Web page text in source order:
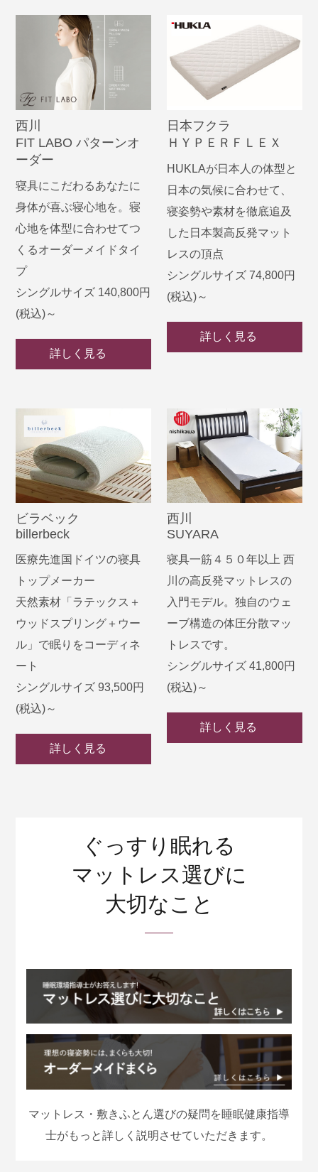
西川
FIT LABO パターンオ
ーダー
寝具にこだわるあなたに
身体が喜ぶ寝心地を。寝
心地を体型に合わせてつ
くるオーダーメイドタイ
プ
シングルサイズ 140,800円
(税込)～
詳しく見る
日本フクラ
ＨＹＰＥＲＦＬＥＸ
HUKLAが日本人の体型と
日本の気候に合わせて、
寝姿勢や素材を徹底追及
した日本製高反発マット
レスの頂点
シングルサイズ 74,800円
(税込)～
詳しく見る
ビラベック
billerbeck
医療先進国ドイツの寝具
トップメーカー
天然素材「ラテックス＋
ウッドスプリング＋ウー
ル」で眠りをコーディネ
ート
シングルサイズ 93,500円
(税込)～
詳しく見る
西川
SUYARA
寝具一筋４５０年以上 西
川の高反発マットレスの
入門モデル。独自のウェ
ーブ構造の体圧分散マッ
トレスです。
シングルサイズ 41,800円
(税込)～
詳しく見る
ぐっすり眠れる
マットレス選びに
大切なこと
マットレス・敷きふとん選びの疑問を睡眠健康指導
士がもっと詳しく説明させていただきます。